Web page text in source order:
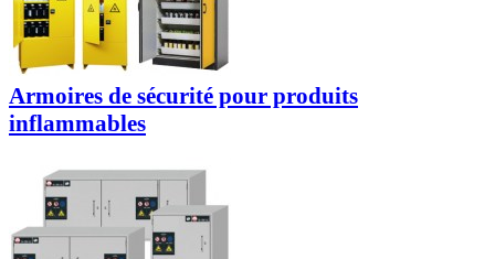
Armoires de sécurité pour produits
inflammables